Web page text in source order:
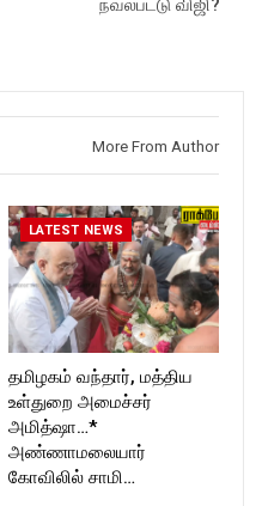
நவல்பட்டு விஜி?
More From Author
LATEST NEWS
தமிழகம் வந்தார், மத்திய
உள்துறை அமைச்சர்
அமித்ஷா…*
அண்ணாமலையார்
கோவிலில் சாமி…